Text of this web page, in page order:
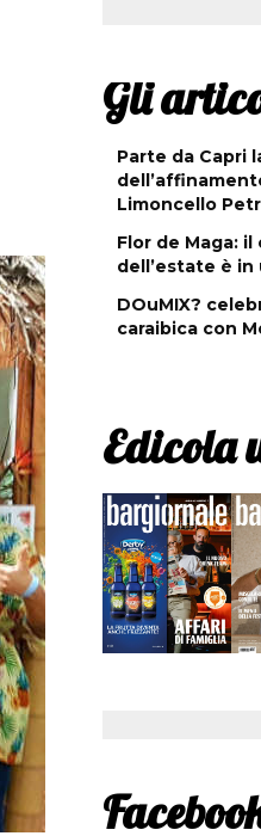
Gli
Parte da Capri
Limoncello
Flor de Maga:
dell’estate è
DOuMIX?
caraibica con
Edicola